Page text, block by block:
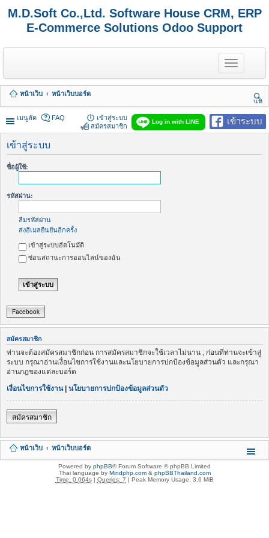
M.D.Soft Co.,Ltd. Software House CRM, ERP
E-Commerce Solutions Odoo Support
T
o
g
e
n
a
v
g
หน้าเว็บ
หน้าเว็บบอร์ด
นห
า
เมนูลัด
เข้าระบบ
Log in with LINE
FAQ
เข้าสู่ระบบ
สมัครสมาชิก
เข้าสู่ระบบ
ชื่อผู้ใช้:
รหัสผ่าน:
ลืมรหัสผ่าน
ส่งอีเมลยืนยันอีกครั้ง
เข้าสู่ระบบอัตโนมัติ
ซ่อนสถานะการออนไลน์ของฉัน
Facebook
สมัครสมาชิก
ท่านจะต้องสมัครสมาชิกก่อน การสมัครสมาชิกจะใช้เวลาไม่นาน ; ก่อนที่ท่านจะเข้าสู่
ระบบ กรุณาอ่านเงื่อนไขการใช้งานและนโยบายการปกป้องข้อมูลส่วนตัว และกรุณา
อ่านกฎของแต่ละบอร์ด
เงื่อนไขการใช้งาน| นโยบายการปกป้องข้อมูลส่วนตัว
สมัครสมาชิก
หน้าเว็บ หน้าเว็บบอร์ด
Powered by phpBB® Forum Software © phpBB Limited
Thai language by Mindphp.com& phpBBThailand.com
Time: 0.064s| Queries: 7 | Peak Memory Usage: 3.6 MiB